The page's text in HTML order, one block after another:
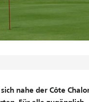
nahe der Côte